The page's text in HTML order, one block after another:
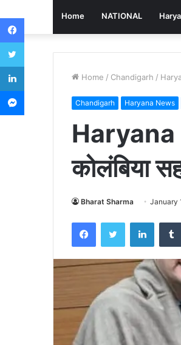
Home NATIONAL
Home / Chandigarh /
Chandigarh Haryana News
Haryana
कोलंबिया
Bharat Sharma January